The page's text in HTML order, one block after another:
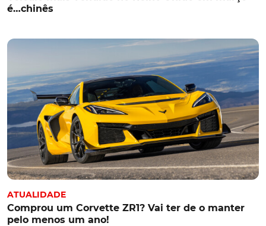
é…chinês
ATUALIDADE
Comprou um Corvette ZR1? Vai ter de o manter
pelo menos um ano!